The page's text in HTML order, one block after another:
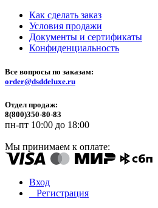
Как сделать заказ
Условия продажи
Документы и сертификаты
Конфиденциальность
Все вопросы по заказам:
order@dsddeluxe.ru
Отдел продаж:
8(800)350-80-83
пн-пт 10:00 до 18:00
Мы принимаем к оплате:
Вход
Регистрация